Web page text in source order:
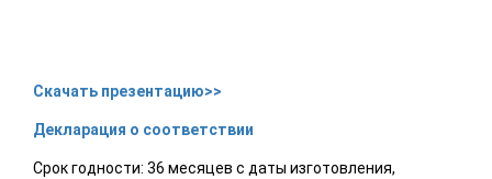
Скачать презентацию>>
Декларация о соответствии
Срок годности: 36 месяцев с даты изготовления,